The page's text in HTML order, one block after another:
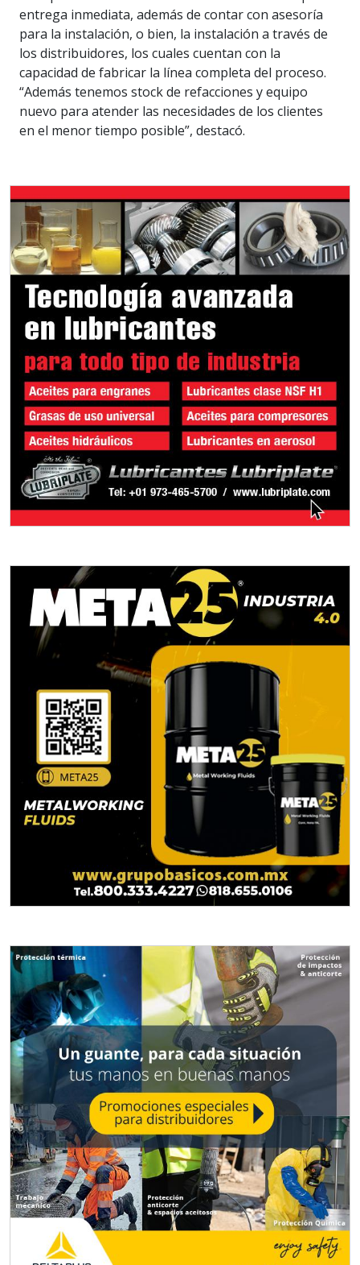
entrega inmediata, además de contar con asesoría
para la instalación, o bien, la instalación a través de
los distribuidores, los cuales cuentan con la
capacidad de fabricar la línea completa del proceso.
“Además tenemos stock de refacciones y equipo
nuevo para atender las necesidades de los clientes
en el menor tiempo posible”, destacó.